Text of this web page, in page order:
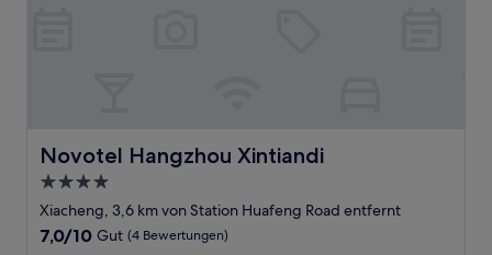
Novotel Hangzhou Xintiandi
Novotel Hangzhou Xintiandi
4.0-
Sterne-
Unterkunft
Xiacheng, 3,6 km von Station Huafeng Road entfernt
7.0
7,0/10 Gut (4 Bewertungen)